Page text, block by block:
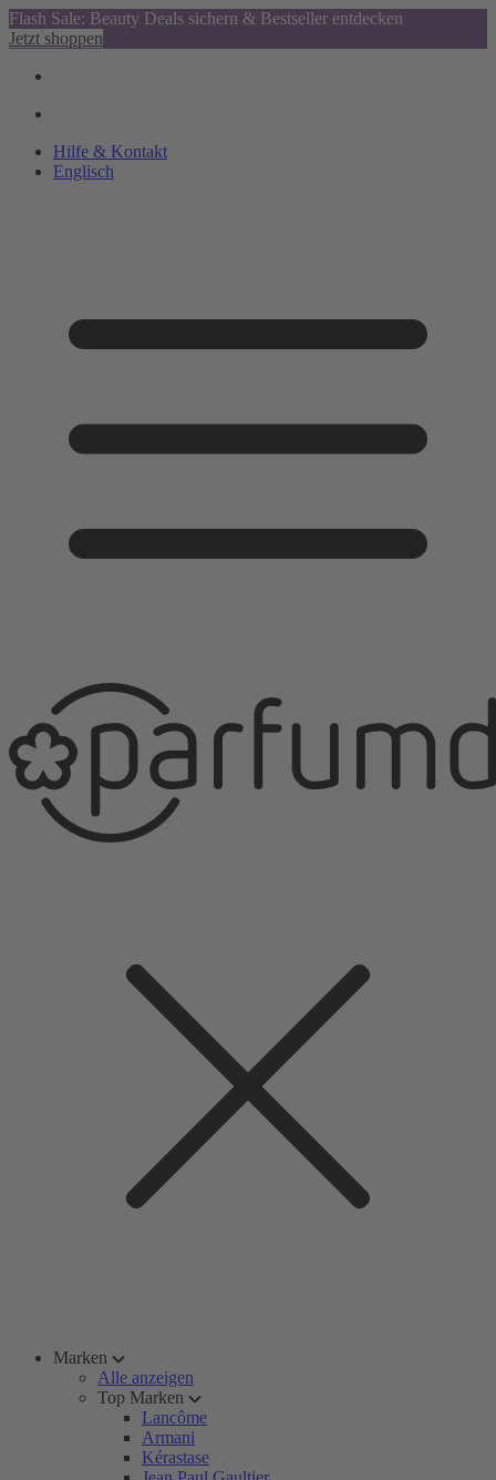
Flash Sale: Beauty Deals sichern & Bestseller entdecken
Jetzt shoppen
Hilfe & Kontakt
Englisch
Marken
Alle anzeigen
Top Marken
Lancôme
Armani
Kérastase